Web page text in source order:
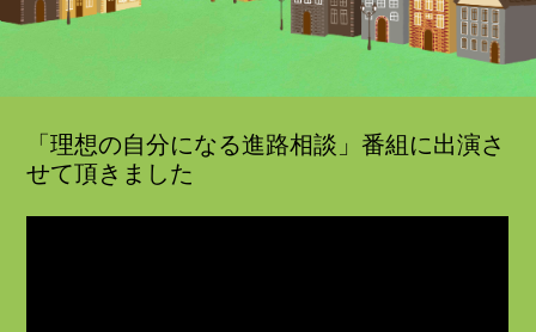
「理想の自分になる進路相談」番組に出演さ
せて頂きました